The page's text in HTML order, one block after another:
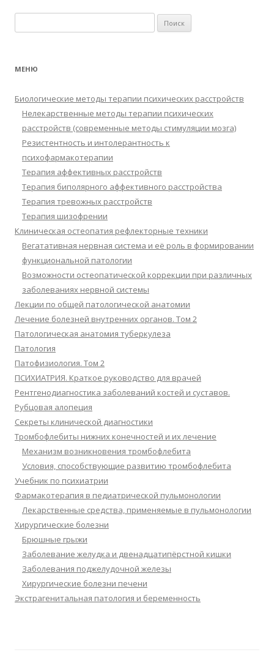
МЕНЮ
Биологические методы терапии психических расстройств
Нелекарственные методы терапии психических
расстройств (современные методы стимуляции мозга)
Резистентность и интолерантность к
психофармакотерапии
Терапия аффективных расстройств
Терапия биполярного аффективного расстройства
Терапия тревожных расстройств
Терапия шизофрении
Клиническая остеопатия рефлекторные техники
Вегатативная нервная система и её роль в формировании
функциональной патологии
Возможности остеопатической коррекции при различных
заболеваниях нервной системы
Лекции по общей патологической анатомии
Лечение болезней внутренних органов. Том 2
Патологическая анатомия туберкулеза
Патология
Патофизиология. Том 2
ПСИХИАТРИЯ. Краткое руководство для врачей
Рентгенодиагностика заболеваний костей и суставов.
Рубцовая алопеция
Секреты клинической диагностики
Тромбофлебиты нижних конечностей и их лечение
Механизм возникновения тромбофлебита
Условия, способствующие развитию тромбофлебита
Учебник по психиатрии
Фармакотерапия в педиатрической пульмонологии
Лекарственные средства, применяемые в пульмонологии
Хирургические болезни
Брюшные грыжи
Заболевание желудка и двенадцатипёрстной кишки
Заболевания поджелудочной железы
Хирургические болезни печени
Экстрагенитальная патология и беременность